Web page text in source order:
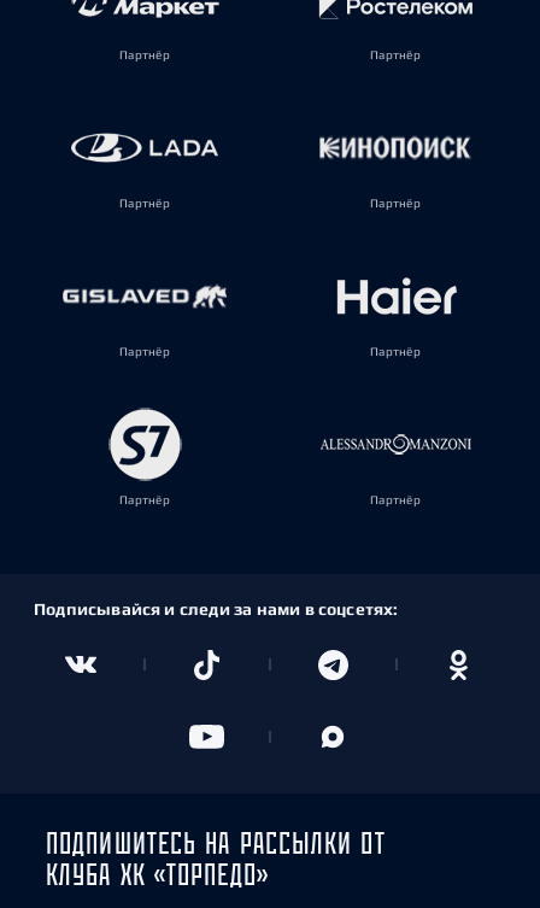
Партнёр Партнёр
Партнёр Партнёр
Партнёр Партнёр
Партнёр Партнёр
Подписывайся и следи за нами в соцсетях:
ПОДПИШИТЕСЬ НА РАССЫЛКИ ОТ
КЛУБА ХК «ТОРПЕДО»